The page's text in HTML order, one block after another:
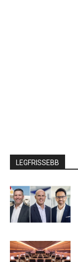
LEGFRISSEBB